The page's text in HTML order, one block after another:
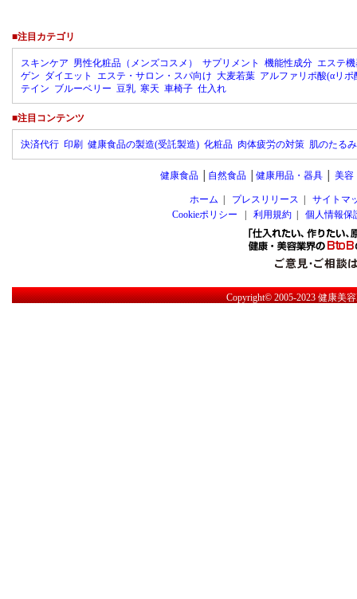
■注目カテゴリ
スキンケア 男性化粧品（メンズコスメ） サプリメント 機能性成分 エステ
ゲン ダイエット エステ・サロン・スパ向け 大麦若葉 アルファリポ酸(αリポ
テイン ブルーベリー 豆乳 寒天 車椅子 仕入れ
■注目コンテンツ
決済代行 印刷 健康食品の製造(受託製造) 化粧品 肉体疲労の対策 肌のたる
健康食品│ 自然食品│ 健康用品・器具│ 美容
ホーム プレスリリース
サイトマ
Cookieポリシー
利用規約| 個人情報保
Copyright© 2005-2023健康美